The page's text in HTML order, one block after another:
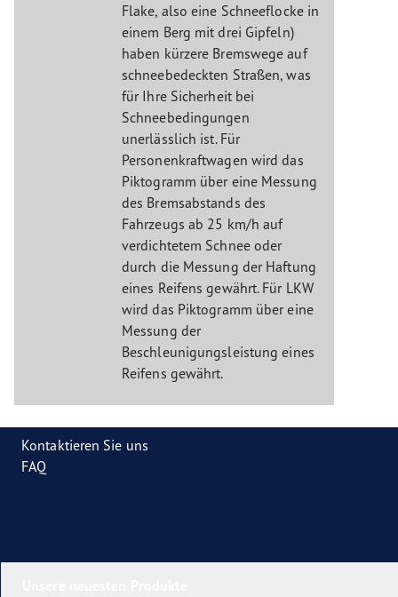
Flake, also eine Schneeflocke in
einem Berg mit drei Gipfeln)
haben kürzere Bremswege auf
schneebedeckten Straßen, was
für Ihre Sicherheit bei
Schneebedingungen
unerlässlich ist. Für
Personenkraftwagen wird das
Piktogramm über eine Messung
des Bremsabstands des
Fahrzeugs ab 25 km/h auf
verdichtetem Schnee oder
durch die Messung der Haftung
eines Reifens gewährt. Für LKW
wird das Piktogramm über eine
Messung der
Beschleunigungsleistung eines
Reifens gewährt.
Kontaktieren Sie uns
FAQ